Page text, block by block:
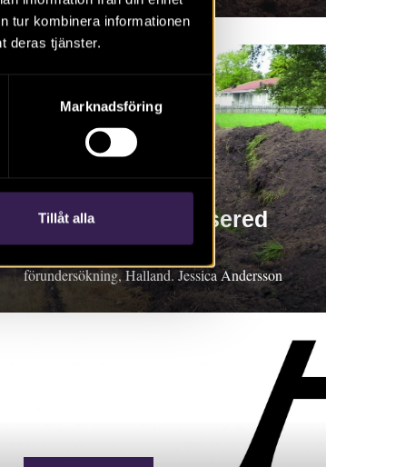
tur kombinera informationen
deras tjänster.
Marknadsföring
Tillåt alla
En boplats i Algusered
förundersökning, Halland. Jessica Andersson